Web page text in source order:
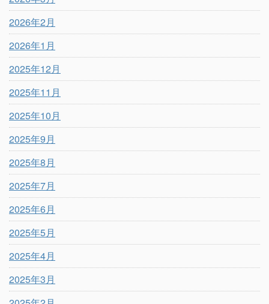
2026年2月
2026年1月
2025年12月
2025年11月
2025年10月
2025年9月
2025年8月
2025年7月
2025年6月
2025年5月
2025年4月
2025年3月